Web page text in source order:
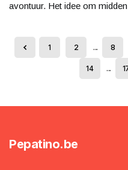
avontuur. Het idee om
1 2 ... 8
14 ...
Pepatino.be